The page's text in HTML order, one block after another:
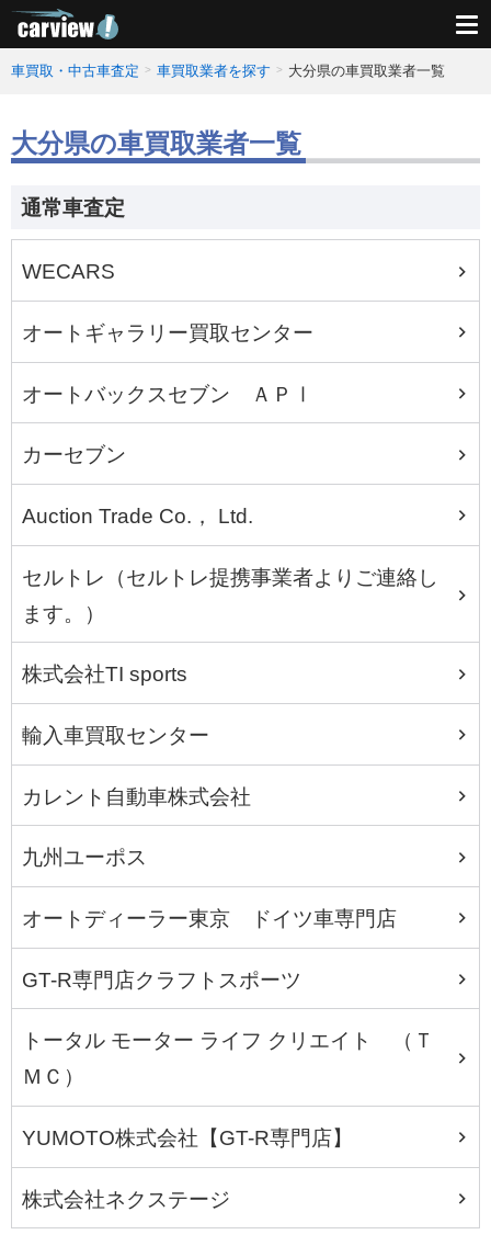
車買取・中古車査定 車買取業者を探す 大分県の車買取業者一覧
大分県の車買取業者一覧
通常車査定
WECARS
オートギャラリー買取センター
オートバックスセブン ＡＰⅠ
カーセブン
Auction Trade Co.， Ltd.
セルトレ（セルトレ提携事業者よりご連絡し
ます。）
株式会社TI sports
輸入車買取センター
カレント自動車株式会社
九州ユーポス
オートディーラー東京 ドイツ車専門店
GT-R専門店クラフトスポーツ
トータル モーター ライフ クリエイト （Ｔ
ＭＣ）
YUMOTO株式会社【GT-R専門店】
株式会社ネクステージ